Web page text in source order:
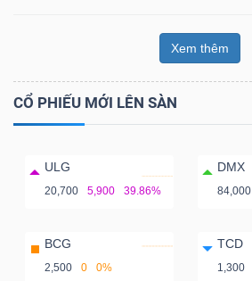
Xem thêm
CỔ PHIẾU MỚI LÊN SÀN
ULG
20,700 5,900 39.86%
DMX
84,000
BCG
2,500 0 0%
TCD
1,300